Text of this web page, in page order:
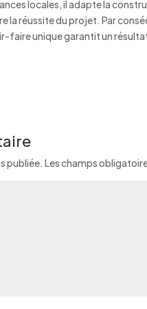
locales, il adapte la
la réussite du projet. Par
faire unique garantit un
publiée. Les champs